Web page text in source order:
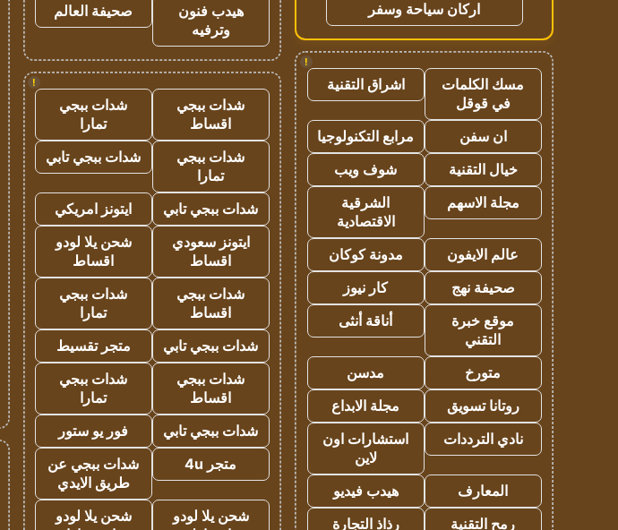
اركان سياحة وسفر
!
مسك الكلمات
في قوقل
اشراق التقنية
ان سفن
مرابع التكنولوجيا
خيال التقنية
شوف ويب
مجلة الاسهم
الشرقية
الاقتصادية
عالم الايفون
مدونة كوكان
صحيفة نهج
كار نيوز
موقع خبرة
التقني
أناقة أنثى
متورخ
مدسن
روتانا تسويق
مجلة الابداع
نادي الترددات
استشارات اون
لاين
المعارف
هيدب فيديو
رمح التقنية
رذاذ التجارة
هيدب فنون
وترفيه
صحيفة العالم
!
شدات ببجي
اقساط
شدات ببجي
تمارا
شدات ببجي
تمارا
شدات ببجي تابي
شدات ببجي تابي
ايتونز امريكي
ايتونز سعودي
اقساط
شحن يلا لودو
اقساط
شدات ببجي
اقساط
شدات ببجي
تمارا
شدات ببجي تابي
متجر تقسيط
شدات ببجي
اقساط
شدات ببجي
تمارا
شدات ببجي تابي
فور يو ستور
متجر 4u
شدات ببجي عن
طريق الايدي
شحن يلا لودو
شحن يلا لودو